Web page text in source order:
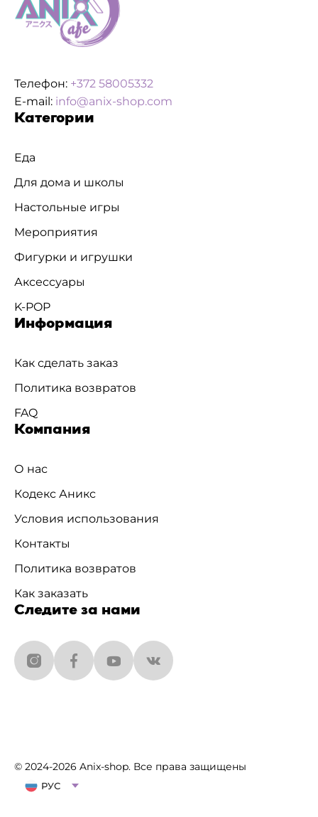
Телефон: +372 58005332
E-mail: info@anix-shop.com
Категории
Еда
Для дома и школы
Настольные игры
Мероприятия
Фигурки и игрушки
Аксессуары
K-POP
Информация
Как сделать заказ
Политика возвратов
FAQ
Компания
О нас
Кодекс Аникс
Условия использования
Контакты
Политика возвратов
Как заказать
Следите за нами
© 2024-2026 Anix-shop. Все права защищены
РУС